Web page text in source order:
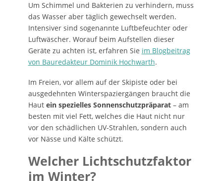
Um Schimmel und Bakterien zu verhindern, muss
das Wasser aber täglich gewechselt werden.
Intensiver sind sogenannte Luftbefeuchter oder
Luftwäscher. Worauf beim Aufstellen dieser
Geräte zu achten ist, erfahren Sie im Blogbeitrag
von Bauredakteur Dominik Hochwarth.
Im Freien, vor allem auf der Skipiste oder bei
ausgedehnten Winterspaziergängen braucht die
Haut ein spezielles Sonnenschutzpräparat– am
besten mit viel Fett, welches die Haut nicht nur
vor den schädlichen UV-Strahlen, sondern auch
vor Nässe und Kälte schützt.
Welcher Lichtschutzfaktor
im Winter?